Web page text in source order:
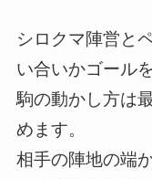
シロクマ陣営と
い合いかゴール
駒の動かし方は
めます。
相手の陣地の端